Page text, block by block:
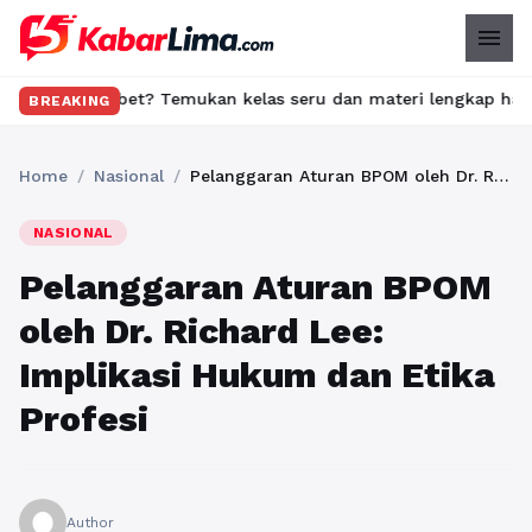
menu
BREAKING
kelas seru dan materi lengkap hanya di
Home / Nasional / Pelanggaran Aturan BPOM oleh Dr. Richard Lee: Implikasi Hukum dan Etika Profesi
NASIONAL
Pelanggaran Aturan BPOM
oleh Dr. Richard Lee:
Implikasi Hukum dan Etika
Profesi
Author